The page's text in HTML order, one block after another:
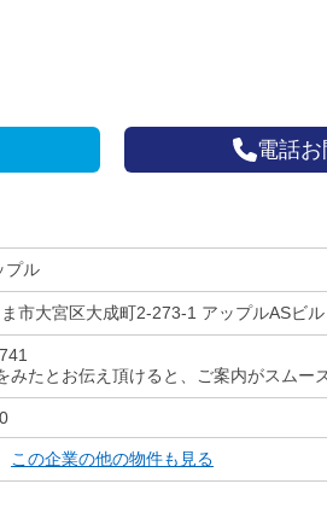
電話
プル
市大宮区大成町2-273-1 アップルASビル
みたとお伝え頂けると、ご案内がスムー
この企業の他の物件も見る